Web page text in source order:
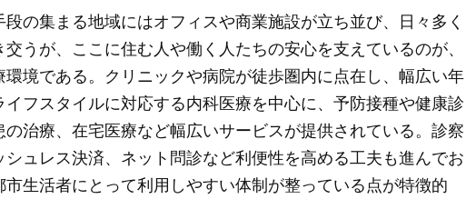
段の集まる地域にはオフィスや商業施設が立ち並び、日々多く
うが、ここに住む人や働く人たちの安心を支えているのが、
環境である。クリニックや病院が徒歩圏内に点在し、幅広い年
イフスタイルに対応する内科医療を中心に、予防接種や健康診
の治療、在宅医療など幅広いサービスが提供されている。診察
シュレス決済、ネット問診など利便性を高める工夫も進んでお
市生活者にとって利用しやすい体制が整っている点が特徴的